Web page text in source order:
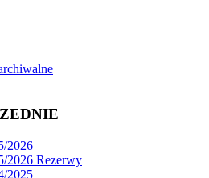
2026
2026 Rezerwy
2025